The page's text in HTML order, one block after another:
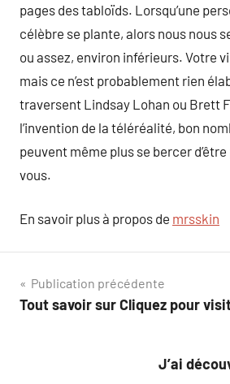
pages des tabloïds. Lorsqu’une
célèbre se plante, alors nous nous
ou assez, environ inférieurs. Votre
mais ce n’est probablement rien
traversent Lindsay Lohan ou Brett
l’invention de la téléréalité, bon
peuvent même plus se bercer
vous.
En savoir plus à propos de mrsskin
Navigation
de
Publication précédente
Tout savoir sur Cliquez pour
J’ai